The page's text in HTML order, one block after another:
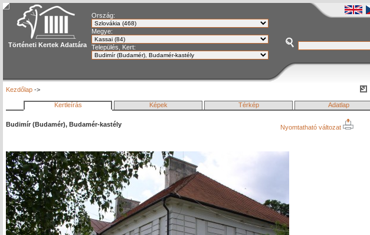
Történeti Kertek Adattára
Ország:
Megye:
Település, Kert:
Kezdőlap ->
Kertleírás Képek Térkép Adatlap
Budimír (Budamér), Budamér-kastély Nyomtatható változat